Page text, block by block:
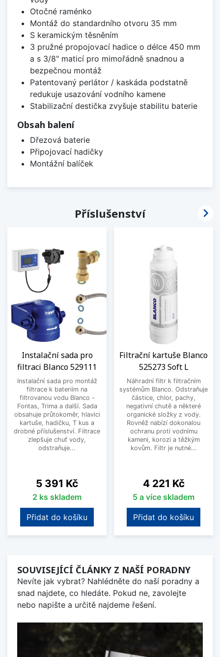
Otočné raménko
Montáž do standardního otvoru 35 mm
S keramickým těsněním
3 pružné propojovací hadice o délce 450 mm
a s 3/8" maticí pro mimořádně snadnou a
bezpečnou montáž
Patentovaný perlátor / kaskáda podstatně
redukuje usazování vodního kamene
Stabilizační destička zvyšuje stabilitu baterie
Obsah balení
Dřezová baterie
Připojovací hadičky
Montážní balíček
Příslušenství
Instalační sada pro
filtraci Blanco 529111
Instalační sada pro montáž
filtrace k bateriím na
filtrovanou vodu Blanco -
Fontas, Trima a další. Sada
obsahuje průtokoměr, hlavici
kartuše, hadičku, T kus a
drobné příslušenství. Filtrace
zlepšuje chuť vody,
odstraňuje...
Cena
5 391 Kč
2 ks skladem
Přidat do košíku
Filtrační kartuše Blanco
525273 Soft L
Náhradní filtr k filtračním
systémům Blanco. Odstraňuje
částice, chlor, pachy,
negativní chutě a některé
organické složky z vody.
Rovněž nabízí dokonalou
ochranu proti vodnímu
kameni, korozi a těžkým
kovům. Filtr je nutné...
Cena
4 221 Kč
5 a více skladem
Přidat do košíku

SOUVISEJÍCÍ ČLÁNKY Z NAŠÍ PORADNY
Nevíte jak vybrat? Nahlédněte do naší poradny a
snad najdete, co hledáte. Pokud ne, zavolejte
nebo napište a určitě najdeme řešení.